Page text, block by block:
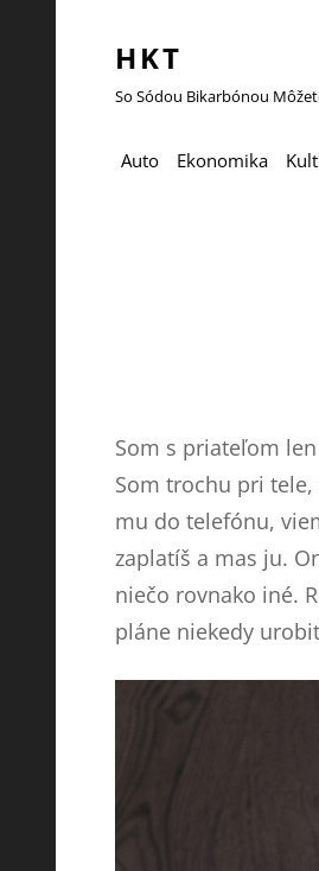
HKT
So Sódou Bikarbónou
Auto Ekonomika
Som s priateľom
Som trochu pri
mu do telefónu,
zaplatíš a mas ju.
niečo rovnako iné.
pláne niekedy